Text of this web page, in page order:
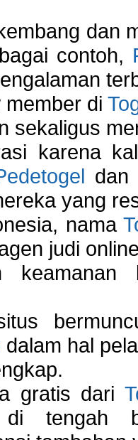
dan
contoh,
di
sekaligus
karena
dan
yang
nama
judi
dalam hal
gratis dari
tengah